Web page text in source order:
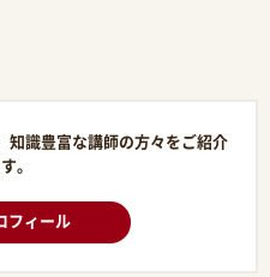
知識豊富な講師の方々をご紹介
。
フィール